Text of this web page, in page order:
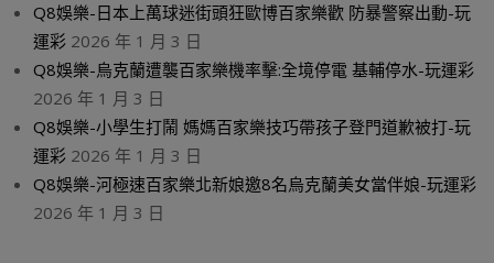
Q8娛樂-日本上萬球迷街頭狂歐博百家樂歡 防暴警察出動-玩
運彩 2026 年 1 月 3 日
Q8娛樂-烏克蘭遭襲百家樂機率擊:全境停電 基輔停水-玩運彩
2026 年 1 月 3 日
Q8娛樂-小學生打鬧 媽媽百家樂技巧帶孩子登門道歉被打-玩
運彩 2026 年 1 月 3 日
Q8娛樂-河極速百家樂北新娘邀8名烏克蘭美女當伴娘-玩運彩
2026 年 1 月 3 日